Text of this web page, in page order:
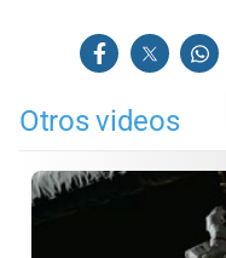
Otros videos